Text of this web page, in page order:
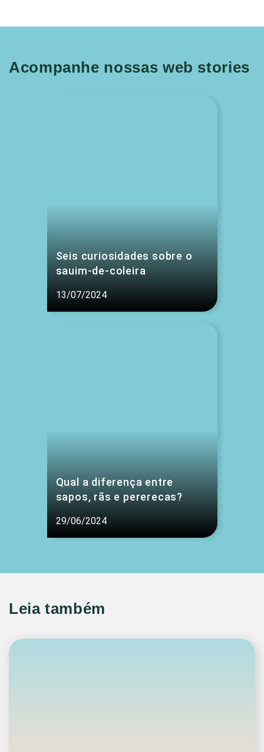
Acompanhe nossas web stories
Seis curiosidades sobre o
sauim-de-coleira
13/07/2024
Qual a diferença entre
sapos, rãs e pererecas?
29/06/2024
Leia também